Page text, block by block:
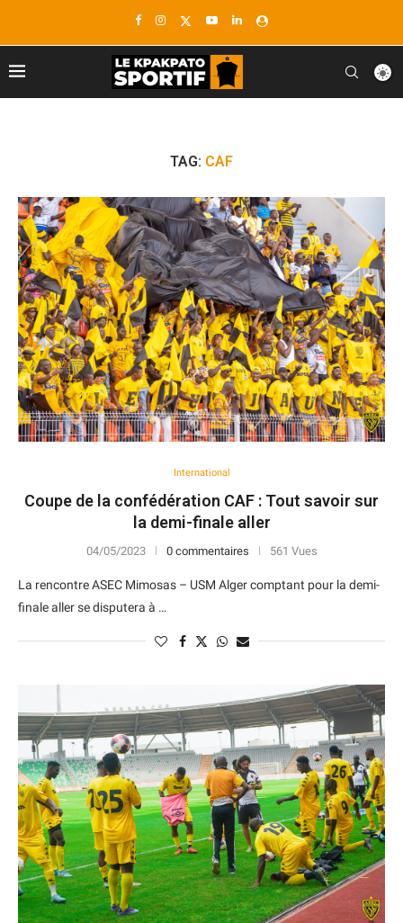
TAG: CAF
International
Coupe de la confédération CAF : Tout savoir sur
la demi-finale aller
04/05/2023 0 commentaires 561 Vues
La rencontre ASEC Mimosas – USM Alger comptant pour la demi-
finale aller se disputera à …